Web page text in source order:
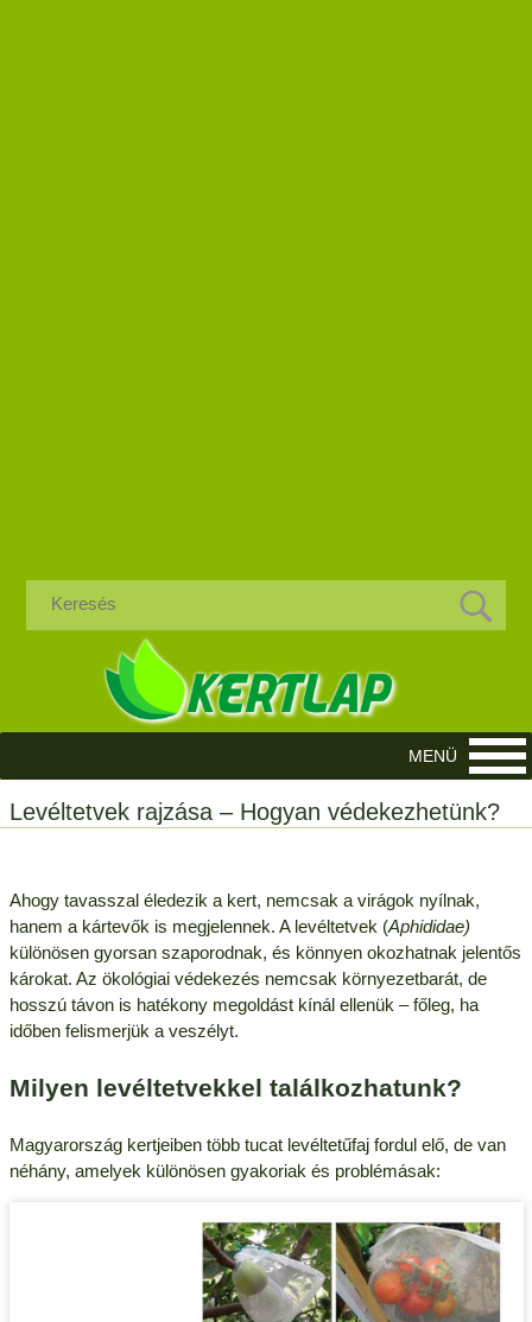
Levéltetvek rajzása – Hogyan védekezhetünk?
Ahogy tavasszal éledezik a kert, nemcsak a virágok nyílnak,
hanem a kártevők is megjelennek. A levéltetvek (Aphididae)
különösen gyorsan szaporodnak, és könnyen okozhatnak jelentős
károkat. Az ökológiai védekezés nemcsak környezetbarát, de
hosszú távon is hatékony megoldást kínál ellenük – főleg, ha
időben felismerjük a veszélyt.
Milyen levéltetvekkel találkozhatunk?
Magyarország kertjeiben több tucat levéltetűfaj fordul elő, de van
néhány, amelyek különösen gyakoriak és problémásak: